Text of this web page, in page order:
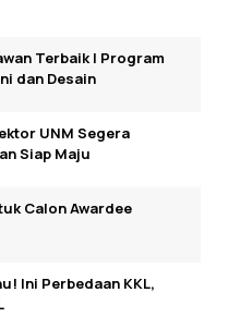
Terbaik I Program
dan Desain
UNM Segera
Siap Maju
Calon Awardee
Ini Perbedaan KKL,